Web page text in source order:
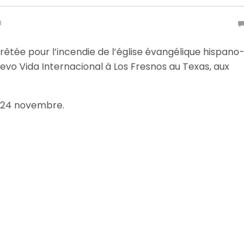
pour l’incendie de l’église évangélique hispano-
Vida Internacional à Los Fresnos au Texas, aux
novembre.